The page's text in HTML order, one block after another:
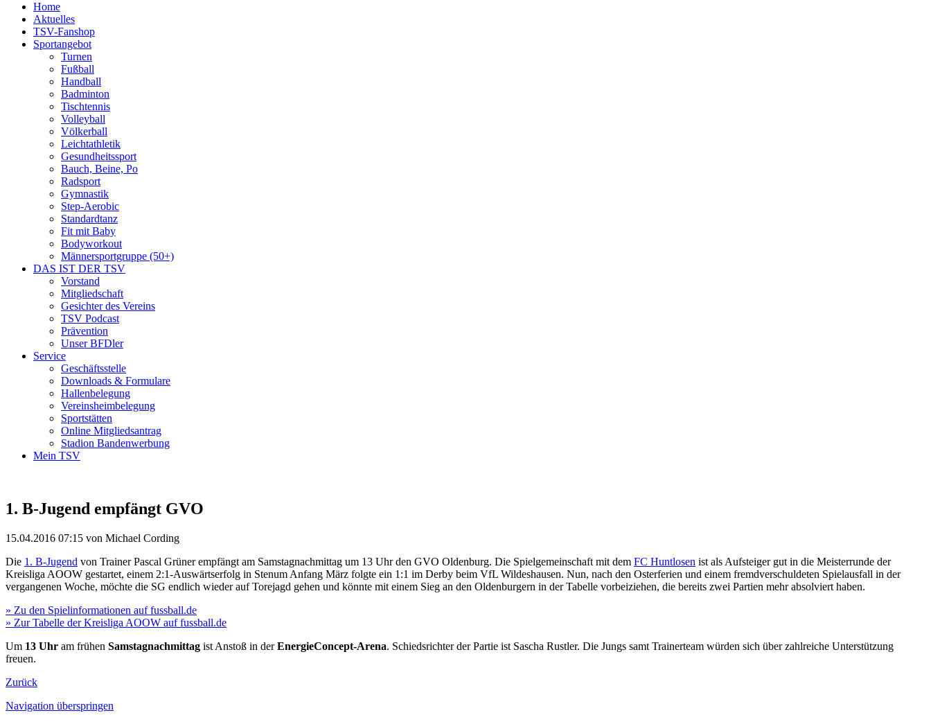
Home
Aktuelles
TSV-Fanshop
Sportangebot
Turnen
Fußball
Handball
Badminton
Tischtennis
Volleyball
Völkerball
Leichtathletik
Gesundheitssport
Bauch, Beine, Po
Radsport
Gymnastik
Step-Aerobic
Standardtanz
Fit mit Baby
Bodyworkout
Männersportgruppe (50+)
DAS IST DER TSV
Vorstand
Mitgliedschaft
Gesichter des Vereins
TSV Podcast
Prävention
Unser BFDler
Service
Geschäftsstelle
Downloads & Formulare
Hallenbelegung
Vereinsheimbelegung
Sportstätten
Online Mitgliedsantrag
Stadion Bandenwerbung
Mein TSV
1. B-Jugend empfängt GVO
15.04.2016 07:15 von Michael Cording
Die 1. B-Jugend von Trainer Pascal Grüner empfängt am Samstagnachmittag um 13 Uhr den GVO Oldenburg. Die Spielgemeinschaft mit dem FC Huntlosen ist als Aufsteiger gut in die Meisterrunde der
Kreisliga AOOW gestartet, einem 2:1-Auswärtserfolg in Stenum Anfang März folgte ein 1:1 im Derby beim VfL Wildeshausen. Nun, nach den Osterferien und einem fremdverschuldeten Spielausfall in der
vergangenen Woche, möchte die SG endlich wieder auf Torejagd gehen und könnte mit einem Sieg an den Oldenburgern in der Tabelle vorbeiziehen, die bereits zwei Partien mehr absolviert haben.
» Zu den Spielinformationen auf fussball.de
» Zur Tabelle der Kreisliga AOOW auf fussball.de
Um 13 Uhr am frühen Samstagnachmittag ist Anstoß in derEnergieConcept-Arena. Schiedsrichter der Partie ist Sascha Rustler. Die Jungs samt Trainerteam würden sich über zahlreiche Unterstützung
freuen.
Zurück
Navigation überspringen